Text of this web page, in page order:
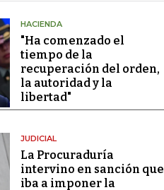
HACIENDA
"Ha comenzado el
tiempo de la
recuperación del orden,
la autoridad y la
libertad"
JUDICIAL
La Procuraduría
intervino en sanción que
iba a imponer la